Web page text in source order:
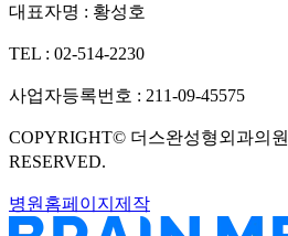
대표자명 : 황성호
TEL : 02-514-2230
사업자등록번호 : 211-09-45575
COPYRIGHT© 더스완성형외과의원
RESERVED.
병원홈페이지제작